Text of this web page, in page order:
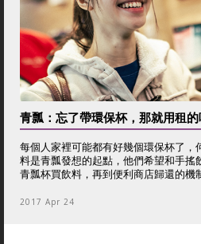
青瓢：忘了帶環保杯，那就用租的
每個人家裡可能都有好幾個環保杯了，
料是青瓢發想的起點，他們希望和手搖
青瓢杯買飲料，再到便利商店歸還的機
2017 Apr 24